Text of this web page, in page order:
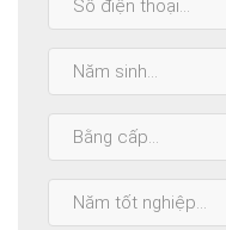
sinh:
cấp
nhất: